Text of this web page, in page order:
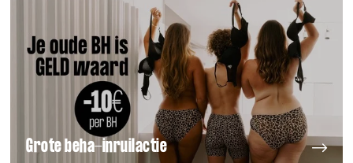
Grote beha-inruilactie